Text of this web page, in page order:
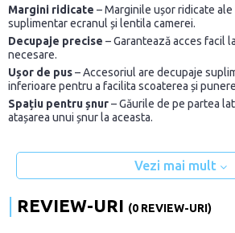
Margini ridicate – Marginile ușor ridicate
suplimentar ecranul și lentila camerei.
Decupaje precise – Garantează acces facil
necesare.
Ușor de pus– Accesoriul are decupaje
inferioare pentru a facilita scoaterea și
Spațiu pentru șnur– Găurile de pe partea
atașarea unui șnur la aceasta.
Vezi mai mult
REVIEW-URI (0 REVIEW-URI)